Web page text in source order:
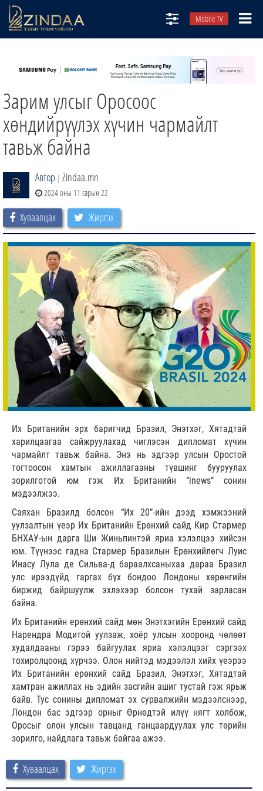
Mobile TV
ТВ8
ӨГЛӨӨНИЙ СОНИН
АУДИО ЗОХИОЛ
ЗИНДАА СЭТГҮҮЛ
Зарим улсыг Оросоос
хөндийрүүлэх хүчин чармайлт
тавьж байна
Автор | Zindaa.mn
2024 оны 11 сарын 22
Хуваалцах Жиргэх
Их Британийн эрх баригчид Бразил, Энэтхэг, Хятадтай
харилцаагаа сайжруулахад чиглэсэн дипломат хүчин
чармайлт тавьж байна. Энэ нь эдгээр улсын Оростой
тогтоосон хамтын ажиллагааны түвшинг бууруулах
зорилготой юм гэж Их Британийн “inews” сонин
мэдээлжээ.
Саяхан Бразилд болсон “Их 20”-ийн дээд хэмжээний
уулзалтын үеэр Их Британийн Ерөнхий сайд Кир Стармер
БНХАУ-ын дарга Ши Жиньпинтэй яриа хэлэлцээ хийсэн
юм. Түүнээс гадна Стармер Бразилын Ерөнхийлөгч Луис
Инасу Лула де Сильва-д бараалхсаныхаа дараа Бразил
улс ирээдүйд гаргах бүх бондоо Лондоны хөрөнгийн
биржид байршуулж эхлэхээр болсон тухай зарласан
байна.
Их Британийн ерөнхий сайд мөн Энэтхэгийн Ерөнхий сайд
Нарендра Модитой уулзаж, хоёр улсын хооронд чөлөөт
худалдааны гэрээ байгуулах яриа хэлэлцээг сэргээх
тохиролцоонд хүрчээ. Олон нийтэд мэдээлэл хийх үеэрээ
Их Британийн ерөнхий сайд Бразил, Энэтхэг, Хятадтай
хамтран ажиллах нь эдийн засгийн ашиг тустай гэж ярьж
байв. Тус сонины дипломат эх сурвалжийн мэдээлснээр,
Лондон бас эдгээр орныг Өрнөдтэй илүү нягт холбож,
Оросыг олон улсын тавцанд ганцаардуулах улс төрийн
зорилго, найдлага тавьж байгаа ажээ.
Хуваалцах Жиргэх